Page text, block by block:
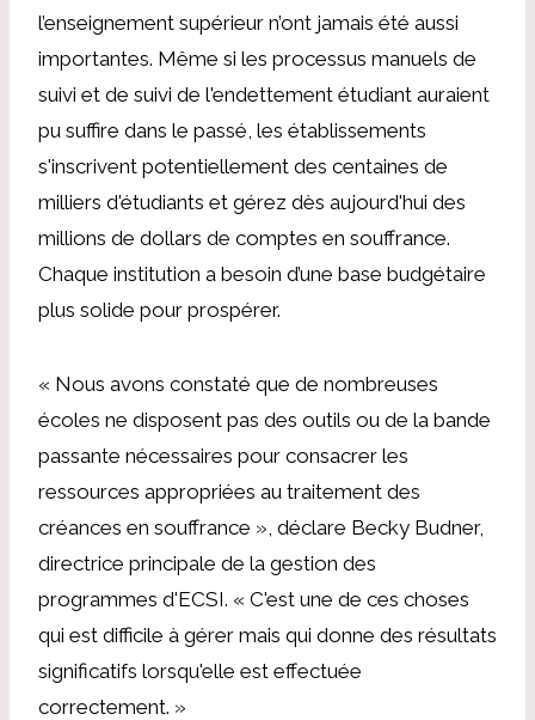
l’enseignement supérieur n’ont jamais été aussi
importantes. Même si les processus manuels de
suivi et de suivi de l'endettement étudiant auraient
pu suffire dans le passé, les établissements
s'inscrivent potentiellement des centaines de
milliers d'étudiants et gérez dès aujourd'hui des
millions de dollars de comptes en souffrance.
Chaque institution a besoin d’une base budgétaire
plus solide pour prospérer.
« Nous avons constaté que de nombreuses
écoles ne disposent pas des outils ou de la bande
passante nécessaires pour consacrer les
ressources appropriées au traitement des
créances en souffrance », déclare Becky Budner,
directrice principale de la gestion des
programmes d'ECSI. « C'est une de ces choses
qui est difficile à gérer mais qui donne des résultats
significatifs lorsqu'elle est effectuée
correctement. »